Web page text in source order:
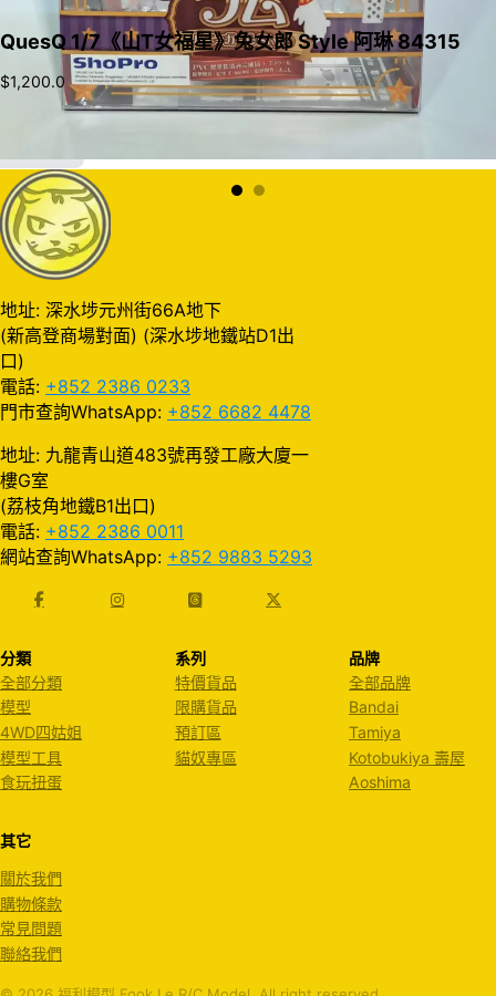
QuesQ 1/7《山T女福星》兔女郎 Style 阿琳 84315
$1,200.0
地址: 深水埗元州街66A地下
(新高登商場對面) (深水埗地鐵站D1出
口)
電話: +852 2386 0233
門市查詢WhatsApp: +852 6682 4478
地址: 九龍青山道483號再發工廠大廈一
樓G室
(荔枝角地鐵B1出口)
電話: +852 2386 0011
網站查詢WhatsApp: +852 9883 5293
分類
全部分類
模型
4WD四姑姐
模型工具
食玩扭蛋
系列
特價貨品
限購貨品
預訂區
貓奴專區
品牌
全部品牌
Bandai
Tamiya
Kotobukiya 壽屋
Aoshima
其它
關於我們
購物條款
常見問題
聯絡我們